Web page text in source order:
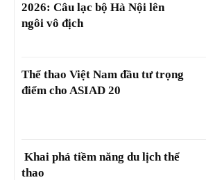
2026: Câu lạc bộ Hà Nội lên
ngôi vô địch
Thể thao Việt Nam đầu tư trọng
điểm cho ASIAD 20
Khai phá tiềm năng du lịch thể
thao